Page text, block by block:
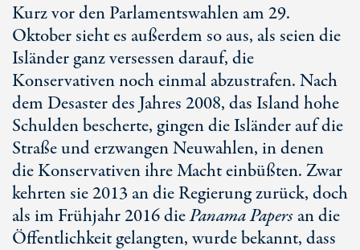
Kurz vor den Parlamentswahlen am 29.
Oktober sieht es außerdem so aus, als seien die
Isländer ganz versessen darauf, die
Konservativen noch einmal abzustrafen. Nach
dem Desaster des Jahres 2008, das Island hohe
Schulden bescherte, gingen die Isländer auf die
Straße und erzwangen Neuwahlen, in denen
die Konservativen ihre Macht einbüßten. Zwar
kehrten sie 2013 an die Regierung zurück, doch
als im Frühjahr 2016 diePanama Papersan die
Öffentlichkeit gelangten, wurde bekannt, dass